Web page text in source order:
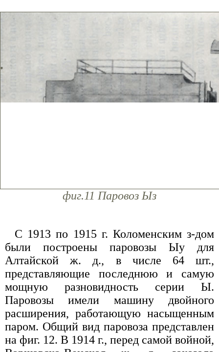
фиг.11 Паровоз Ыз
С 1913 по 1915 г. Коломенским з-дом
были построены паровозы Ыу для
Алтайской ж. д., в числе 64 шт.,
представляющие последнюю и самую
мощную разновидность серии Ы.
Паровозы имели машину двойного
расширения, работающую насыщенным
паром. Общий вид паровоза представлен
на фиг. 12. В 1914 г., перед самой войной,